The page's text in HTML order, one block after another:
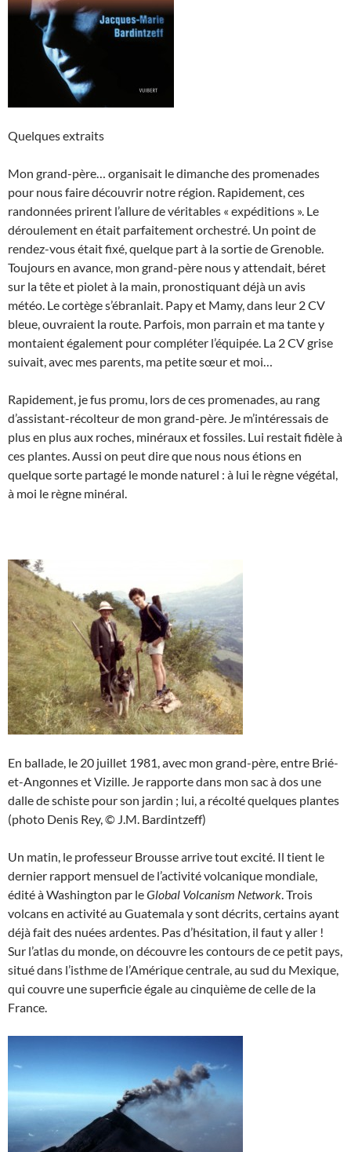
Quelques extraits
Mon grand-père… organisait le dimanche des promenades
pour nous faire découvrir notre région. Rapidement, ces
randonnées prirent l’allure de véritables « expéditions ». Le
déroulement en était parfaitement orchestré. Un point de
rendez-vous était fixé, quelque part à la sortie de Grenoble.
Toujours en avance, mon grand-père nous y attendait, béret
sur la tête et piolet à la main, pronostiquant déjà un avis
météo. Le cortège s’ébranlait. Papy et Mamy, dans leur 2 CV
bleue, ouvraient la route. Parfois, mon parrain et ma tante y
montaient également pour compléter l’équipée. La 2 CV grise
suivait, avec mes parents, ma petite sœur et moi…
Rapidement, je fus promu, lors de ces promenades, au rang
d’assistant-récolteur de mon grand-père. Je m’intéressais de
plus en plus aux roches, minéraux et fossiles. Lui restait fidèle à
ces plantes. Aussi on peut dire que nous nous étions en
quelque sorte partagé le monde naturel : à lui le règne végétal,
à moi le règne minéral.
En ballade, le 20 juillet 1981, avec mon grand-père, entre Brié-
et-Angonnes et Vizille. Je rapporte dans mon sac à dos une
dalle de schiste pour son jardin ; lui, a récolté quelques plantes
(photo Denis Rey, © J.M. Bardintzeff)
Un matin, le professeur Brousse arrive tout excité. Il tient le
dernier rapport mensuel de l’activité volcanique mondiale,
édité à Washington par leGlobal Volcanism Network. Trois
volcans en activité au Guatemala y sont décrits, certains ayant
déjà fait des nuées ardentes. Pas d’hésitation, il faut y aller !
Sur l’atlas du monde, on découvre les contours de ce petit pays,
situé dans l’isthme de l’Amérique centrale, au sud du Mexique,
qui couvre une superficie égale au cinquième de celle de la
France.